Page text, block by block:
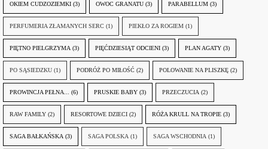
OKIEM CUDZOZIEMKI (3) OWOC GRANATU (3) PARABELLUM (3)
PERFUMERIA ZŁAMANYCH SERC (1) PIEKŁO ZA ROGIEM (1)
PIĘTNO PIELGRZYMA (3) PIĘĆDZIESIĄT ODCIENI (3) PLAN AGATY (3)
PO SĄSIEDZKU (1) PODRÓŻ PO MIŁOŚĆ (2) POLOWANIE NA PLISZKĘ (2)
PROWINCJA PEŁNA... (6) PRUSKIE BABY (3) PRZECZUCIA (2)
RAW FAMILY (2) RESORTOWE DZIECI (2) RÓŻA KRULL NA TROPIE (3)
SAGA BAŁKAŃSKA (3) SAGA POLSKA (1) SAGA WSCHODNIA (1)